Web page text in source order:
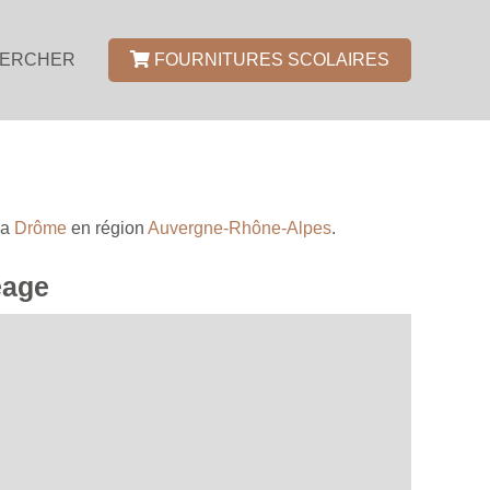
FOURNITURES SCOLAIRES
Drôme en région Auvergne-Rhône-Alpes.